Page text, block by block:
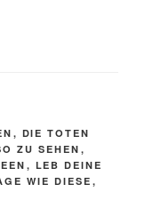
, DIE TOTEN
ZU SEHEN,
, LEB DEINE
WIE DIESE ,